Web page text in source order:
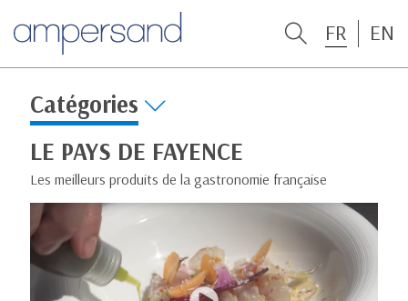
FR EN
Catégories
LE PAYS DE FAYENCE
Les meilleurs produits de la gastronomie française